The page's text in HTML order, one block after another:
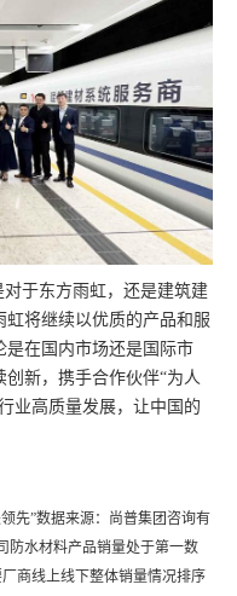
于东方雨虹，还是建筑建
将继续以优质的产品和服
是在国内市场还是国际市
新，携手合作伙伴“为人
业高质量发展，让中国的
先”数据来源：尚普集团咨询有
防水材料产品销量处于第一数
商线上线下整体销量情况排序